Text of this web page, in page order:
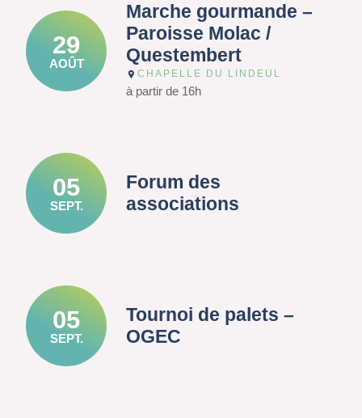
29
AOÛT
Marche gourmande –
Paroisse Molac /
Questembert
CHAPELLE DU LINDEUL
à partir de 16h
05
SEPT.
Forum des
associations
05
SEPT.
Tournoi de palets –
OGEC